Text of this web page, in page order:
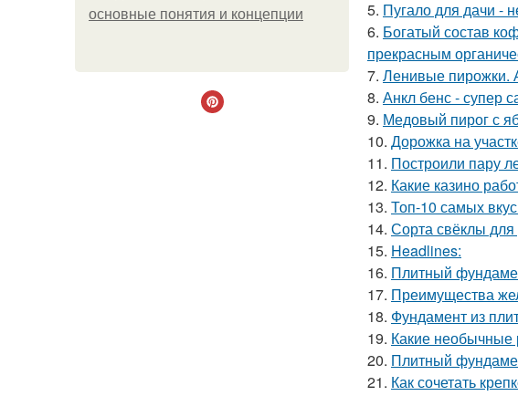
основные понятия и концепции
5. Пугало для дачи -
6. Богатый состав
прекрасным
7. Ленивые пирожки.
8. Анкл бенс - супер
9. Медовый пирог с
10. Дорожка на
11. Построили пару
12. Какие казино
13. Топ-10 самых
14. Сорта свёклы для
15. Headlines:
16. Плитный
17. Преимущества
18. Фундамент из
19. Какие необычные
20. Плитный
21. Как сочетать